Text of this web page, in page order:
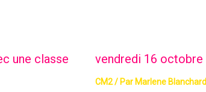
une classe
vendredi 16
CM2/ Par Marlene Blanchard